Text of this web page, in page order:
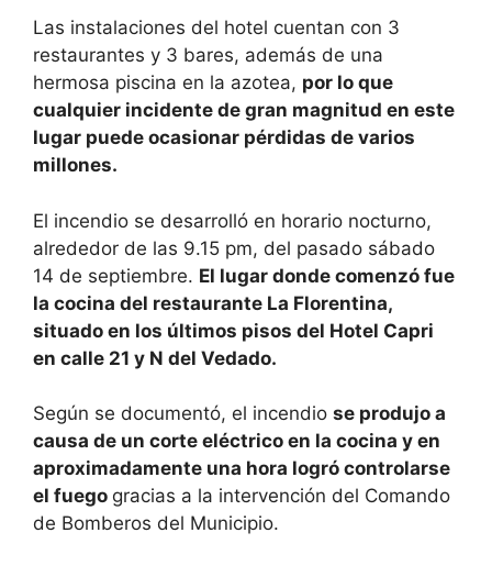
Las instalaciones del hotel cuentan con 3
restaurantes y 3 bares, además de una
hermosa piscina en la azotea, por lo que
cualquier incidente de gran magnitud en este
lugar puede ocasionar pérdidas de varios
millones.
El incendio se desarrolló en horario nocturno,
alrededor de las 9.15 pm, del pasado sábado
14 de septiembre. El lugar donde comenzó fue
la cocina del restaurante La Florentina,
situado en los últimos pisos del Hotel Capri
en calle 21 y N del Vedado.
Según se documentó, el incendio se produjo a
causa de un corte eléctrico en la cocina y en
aproximadamente una hora logró controlarse
el fuego gracias a la intervención del Comando
de Bomberos del Municipio.